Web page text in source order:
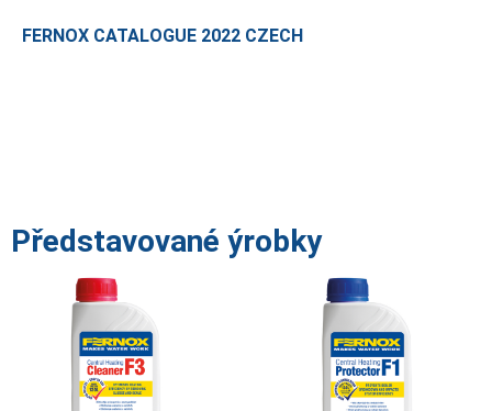
FERNOX CATALOGUE 2022 CZECH
Představované ýrobky